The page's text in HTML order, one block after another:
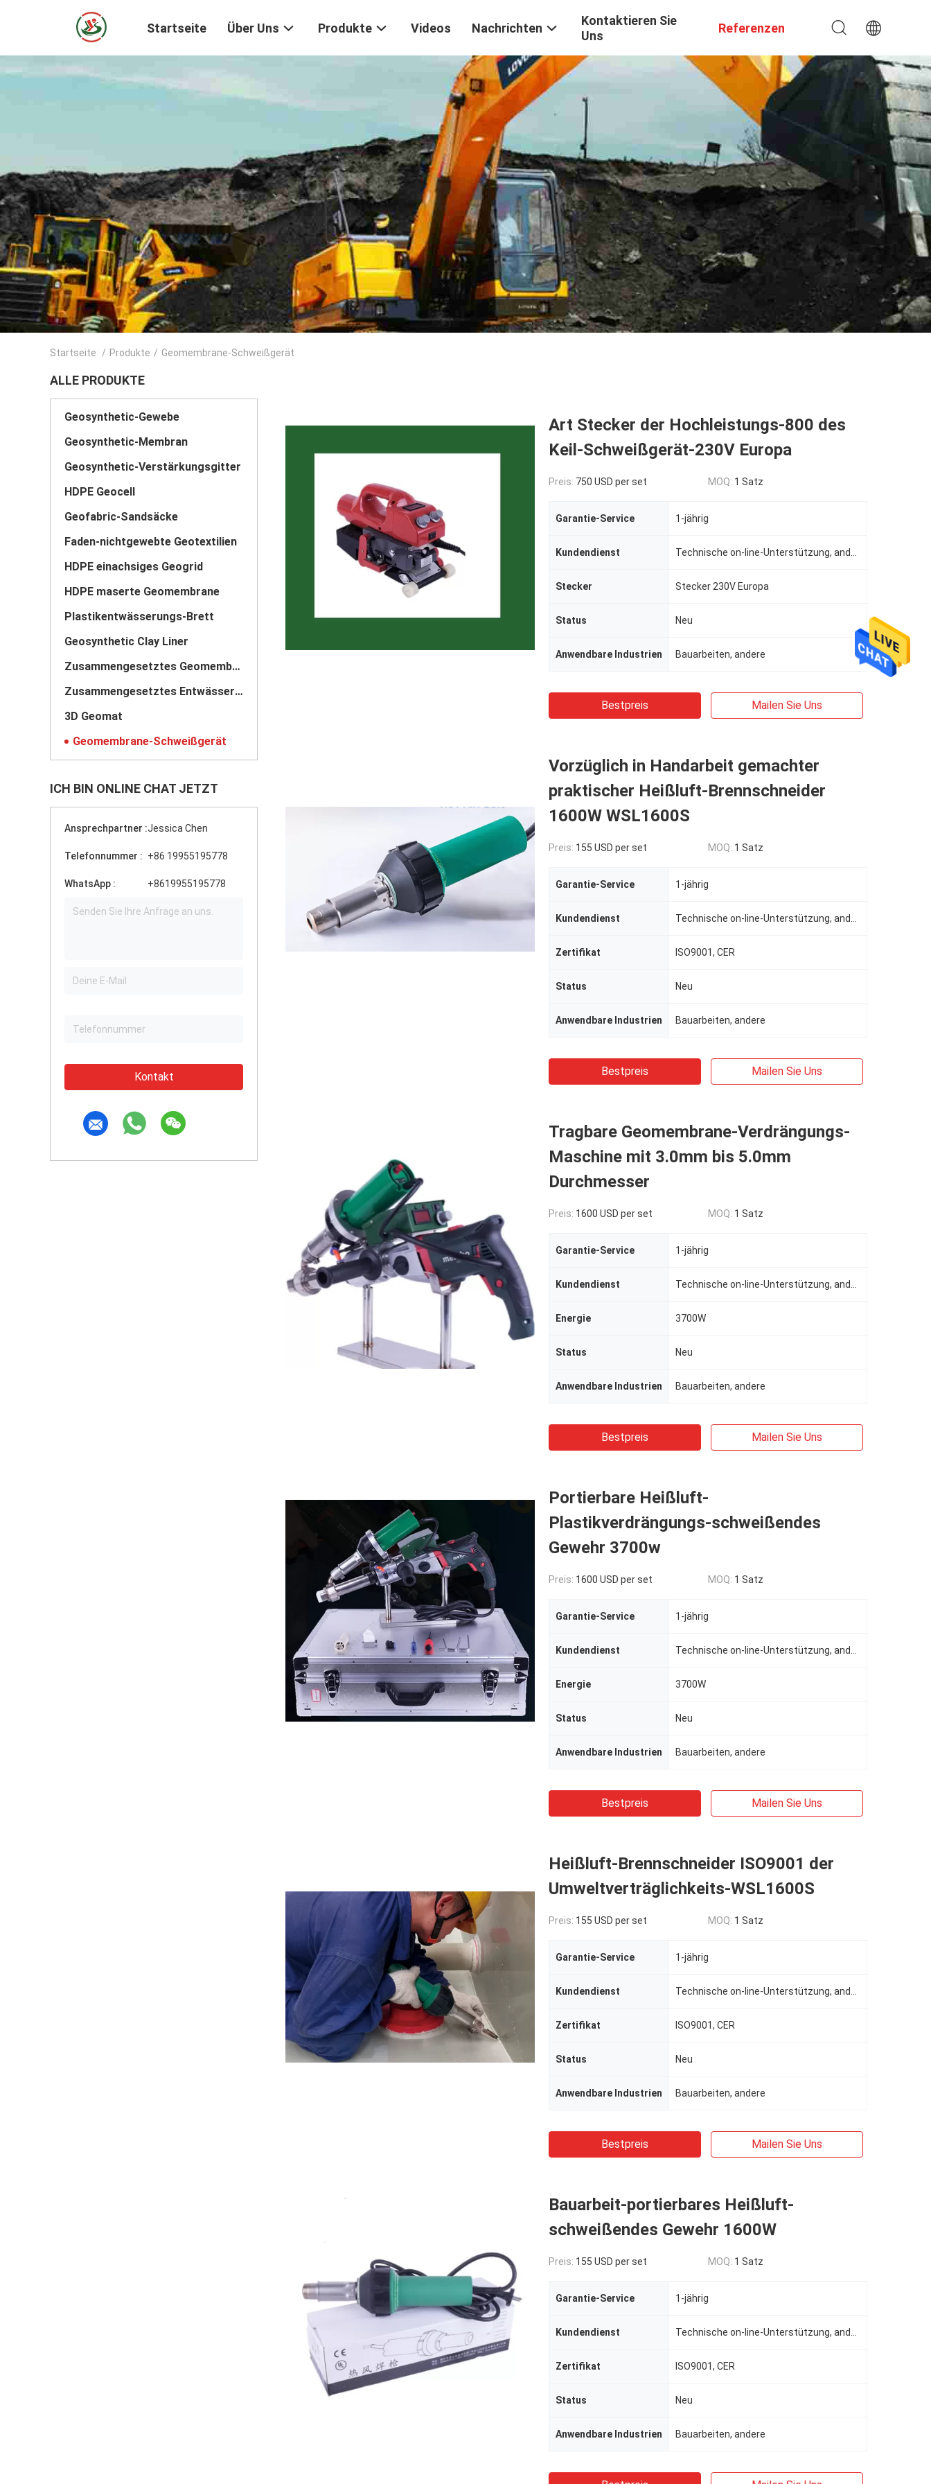
Startseite Über Uns Produkte Videos Nachrichten
Kontaktieren Sie
Uns
Referenzen
Startseite / Produkte / Geomembrane-Schweißgerät
ALLE PRODUKTE
Geosynthetic-Gewebe
Geosynthetic-Membran
Geosynthetic-Verstärkungsgitter
HDPE Geocell
Geofabric-Sandsäcke
Faden-nichtgewebte Geotextilien
HDPE einachsiges Geogrid
HDPE maserte Geomembrane
Plastikentwässerungs-Brett
Geosynthetic Clay Liner
Zusammengesetztes Geomembrane
Zusammengesetztes Entwässerungs-Netz
3D Geomat
Geomembrane-Schweißgerät
ICH BIN ONLINE CHAT JETZT
Ansprechpartner :Jessica Chen
Telefonnummer : +86 19955195778
WhatsApp : +8619955195778
Kontakt
Art Stecker der Hochleistungs-800 des
Keil-Schweißgerät-230V Europa
Preis: 750 USD per set MOQ: 1 Satz
Garantie-Service 1-jährig
Kundendienst
Stecker Stecker 230V Europa
Status Neu
Anwendbare Industrien Bauarbeiten, andere
Bestpreis Mailen Sie Uns
Vorzüglich in Handarbeit gemachter
praktischer Heißluft-Brennschneider
1600W WSL1600S
Preis: 155 USD per set MOQ: 1 Satz
Garantie-Service 1-jährig
Kundendienst
Zertifikat ISO9001, CER
Status Neu
Anwendbare Industrien Bauarbeiten, andere
Bestpreis Mailen Sie Uns
Tragbare Geomembrane-Verdrängungs-
Maschine mit 3.0mm bis 5.0mm
Durchmesser
Preis: 1600 USD per set MOQ: 1 Satz
Garantie-Service 1-jährig
Kundendienst
Energie 3700W
Status Neu
Anwendbare Industrien Bauarbeiten, andere
Bestpreis Mailen Sie Uns
Portierbare Heißluft-
Plastikverdrängungs-schweißendes
Gewehr 3700w
Preis: 1600 USD per set MOQ: 1 Satz
Garantie-Service 1-jährig
Kundendienst
Energie 3700W
Status Neu
Anwendbare Industrien Bauarbeiten, andere
Bestpreis Mailen Sie Uns
Heißluft-Brennschneider ISO9001 der
Umweltverträglichkeits-WSL1600S
Preis: 155 USD per set MOQ: 1 Satz
Garantie-Service 1-jährig
Kundendienst
Zertifikat ISO9001, CER
Status Neu
Anwendbare Industrien Bauarbeiten, andere
Bestpreis Mailen Sie Uns
Bauarbeit-portierbares Heißluft-
schweißendes Gewehr 1600W
Preis: 155 USD per set MOQ: 1 Satz
Garantie-Service 1-jährig
Kundendienst
Zertifikat ISO9001, CER
Status Neu
Anwendbare Industrien Bauarbeiten, andere